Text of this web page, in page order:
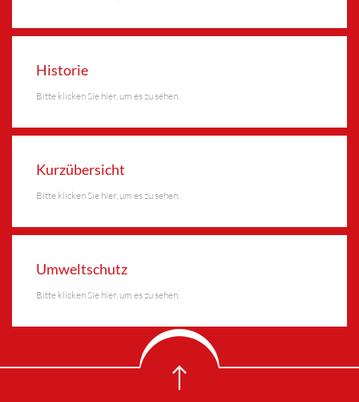
Historie
Bitte klicken Sie hier, um es zu sehen.
Kurzübersicht
Bitte klicken Sie hier, um es zu sehen.
Umweltschutz
Bitte klicken Sie hier, um es zu sehen.